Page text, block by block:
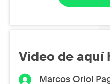
Video de aquí
Marcos Oriol